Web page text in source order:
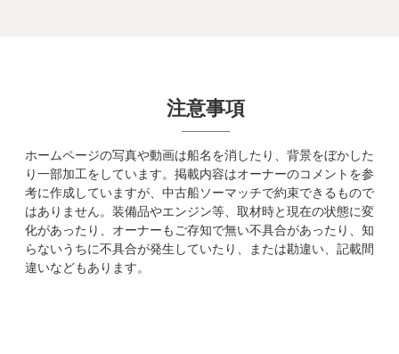
注意事項
ホームページの写真や動画は船名を消したり、背景をぼかした
り一部加工をしています。掲載内容はオーナーのコメントを参
考に作成していますが、中古船ソーマッチで約束できるもので
はありません。装備品やエンジン等、取材時と現在の状態に変
化があったり、オーナーもご存知で無い不具合があったり、知
らないうちに不具合が発生していたり、または勘違い、記載間
違いなどもあります。